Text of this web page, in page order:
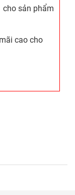
cho sản phẩm
cao cho